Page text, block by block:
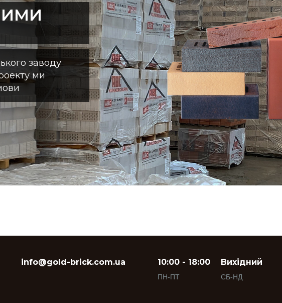
заводу
ми
info@gold-brick.com.ua 10:00 - 18:00
ПН-ПТ
Вихідний
СБ-НД